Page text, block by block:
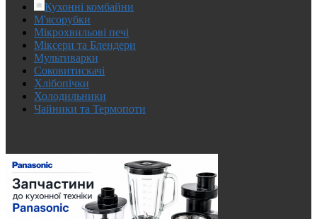
Кухонні комбайни
М'ясорубки
Мікрохвильові печі
Міксери та Блендери
Мультиварки
Соковитискачі
Хлібопічки
Холодильники
Чайники та Термопоти